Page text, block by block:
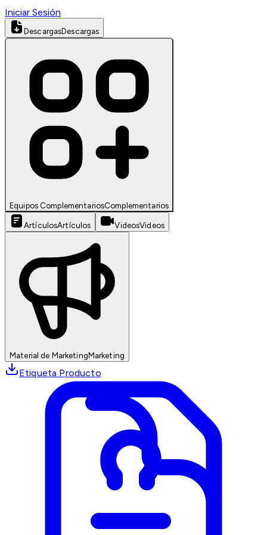
Iniciar Sesión
DescargasDescargas
Equipos ComplementariosComplementarios
ArtículosArtículos VideosVideos
Material de MarketingMarketing
Etiqueta Producto